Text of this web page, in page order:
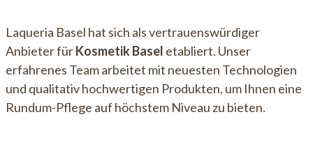
Laqueria Basel hat sich als vertrauenswürdiger
Anbieter fürKosmetik Basel etabliert. Unser
erfahrenes Team arbeitet mit neuesten Technologien
und qualitativ hochwertigen Produkten, um Ihnen eine
Rundum-Pflege auf höchstem Niveau zu bieten.